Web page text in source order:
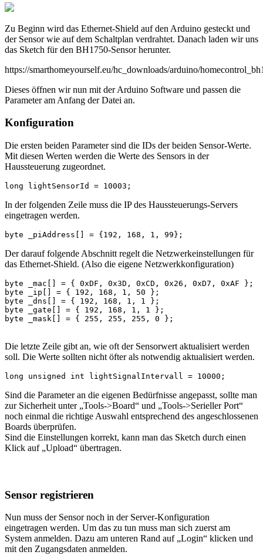
Zu Beginn wird das Ethernet-Shield auf den Arduino gesteckt und
der Sensor wie auf dem Schaltplan verdrahtet. Danach laden wir uns
das Sketch für den BH1750-Sensor herunter.
https://smarthomeyourself.eu/hc_downloads/arduino/
Dieses öffnen wir nun mit der Arduino Software und passen die
Parameter am Anfang der Datei an.
Konfiguration
Die ersten beiden Parameter sind die IDs der beiden Sensor-Werte.
Mit diesen Werten werden die Werte des Sensors in der
Haussteuerung zugeordnet.
long lightSensorId = 10003;
In der folgenden Zeile muss die IP des Haussteuerungs-Servers
eingetragen werden.
byte _piAddress[] = {192, 168, 1, 99};
Der darauf folgende Abschnitt regelt die Netzwerkeinstellungen für
das Ethernet-Shield. (Also die eigene Netzwerkkonfiguration)
byte _mac[] = { 0xDF, 0x3D, 0xCD, 0x26, 0xD7, 0xAF };
byte _ip[] = { 192, 168, 1, 50 };
byte _dns[] = { 192, 168, 1, 1 };
byte _gate[] = { 192, 168, 1, 1 };
byte _mask[] = { 255, 255, 255, 0 };
Die letzte Zeile gibt an, wie oft der Sensorwert aktualisiert werden
soll. Die Werte sollten nicht öfter als notwendig aktualisiert werden.
Sind die Parameter an die eigenen Bedürfnisse angepasst, sollte man
zur Sicherheit unter „Tools->Board“ und „Tools->Serieller Port“
noch einmal die richtige Auswahl entsprechend des angeschlossenen
Boards überprüfen.
Sind die Einstellungen korrekt, kann man das Sketch durch einen
Klick auf „Upload“ übertragen.
Sensor registrieren
Nun muss der Sensor noch in der Server-Konfiguration
eingetragen werden. Um das zu tun muss man sich zuerst am
System anmelden. Dazu am unteren Rand auf „Login“ klicken und
mit den Zugangsdaten anmelden.